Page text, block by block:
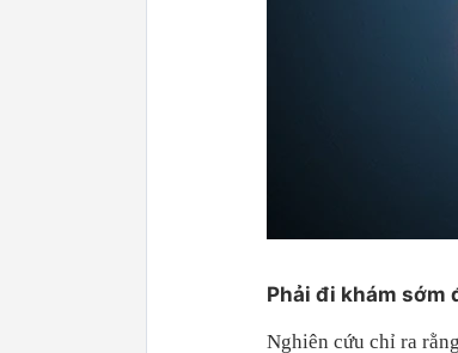
Phải đi khám sớm
Nghiên cứu chỉ ra